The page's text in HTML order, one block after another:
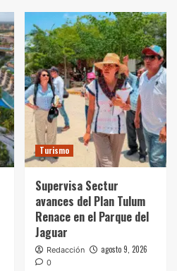
Turismo
Supervisa Sectur
avances del Plan Tulum
Renace en el Parque del
Jaguar
Redacción agosto 9, 2026
0